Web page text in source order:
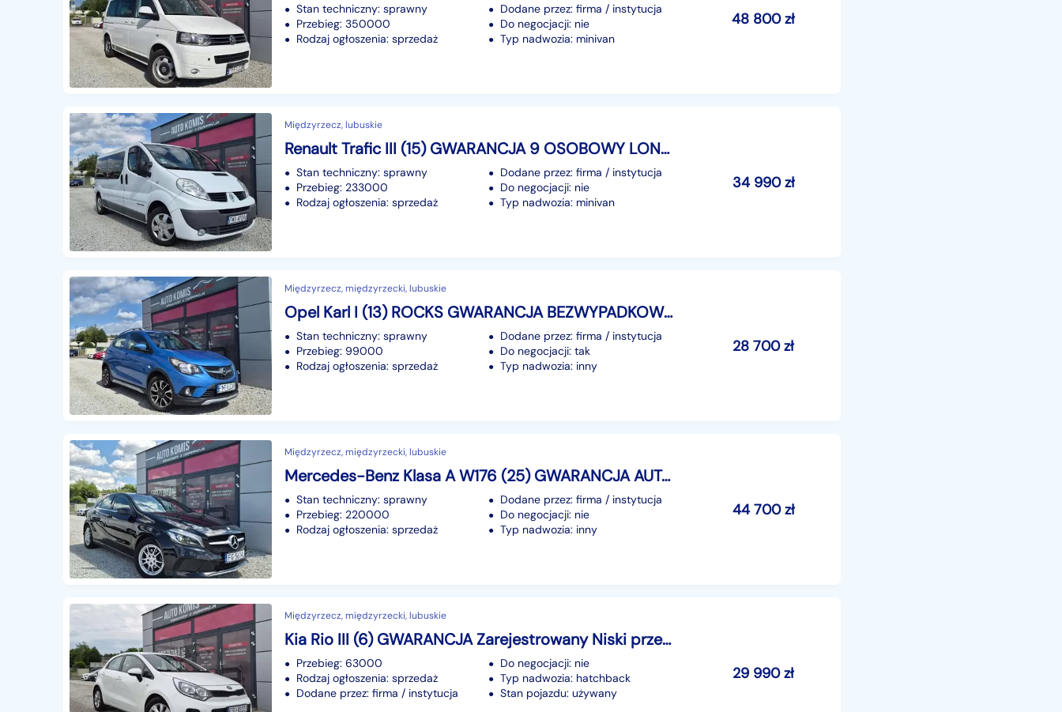
Stan techniczny: sprawny
Przebieg: 350000
Rodzaj ogłoszenia: sprzedaż
Dodane przez: firma / instytucja
Do negocjacji: nie
Typ nadwozia: minivan
48 800zł
Międzyrzecz, lubuskie
Renault Trafic III (15) GWARANCJA 9 OSOBOWY LONG KLIMA MOŻLIWA ZAMIANA RATY
Stan techniczny: sprawny
Przebieg: 233000
Rodzaj ogłoszenia: sprzedaż
Dodane przez: firma / instytucja
Do negocjacji: nie
Typ nadwozia: minivan
34 990zł
Międzyrzecz, międzyrzecki, lubuskie
Opel Karl I (13) ROCKS GWARANCJA BEZWYPADKOWY ORYG. PRZEBIEG MOŻLIWA ZAMIANA RATY
Stan techniczny: sprawny
Przebieg: 99000
Rodzaj ogłoszenia: sprzedaż
Dodane przez: firma / instytucja
Do negocjacji: tak
Typ nadwozia: inny
28 700zł
Międzyrzecz, międzyrzecki, lubuskie
Mercedes-Benz Klasa A W176 (25) GWARANCJA AUTOMAT ZAREJESTROWANY ZAMIANA RATY
Stan techniczny: sprawny
Przebieg: 220000
Rodzaj ogłoszenia: sprzedaż
Dodane przez: firma / instytucja
Do negocjacji: nie
Typ nadwozia: inny
44 700zł
Międzyrzecz, międzyrzecki, lubuskie
Kia Rio III (6) GWARANCJA Zarejestrowany Niski przebieg! Zamiana RATY
Przebieg: 63000
Rodzaj ogłoszenia: sprzedaż
Dodane przez: firma / instytucja
Do negocjacji: nie
Typ nadwozia: hatchback
Stan pojazdu: używany
29 990zł